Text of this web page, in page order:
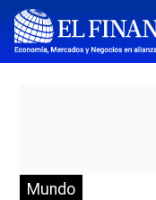
Mundo